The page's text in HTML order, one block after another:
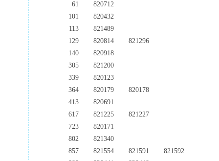
61
820712
101
820432
113
821489
129
820814
821296
140
820918
305
821200
339
820123
364
820179
820178
413
820691
617
821225
821227
723
820171
802
821340
857
821554 821591
821592